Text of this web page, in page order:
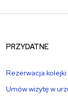
PRZYDATNE
Rezerwacja kolejki
Umów wizytę w